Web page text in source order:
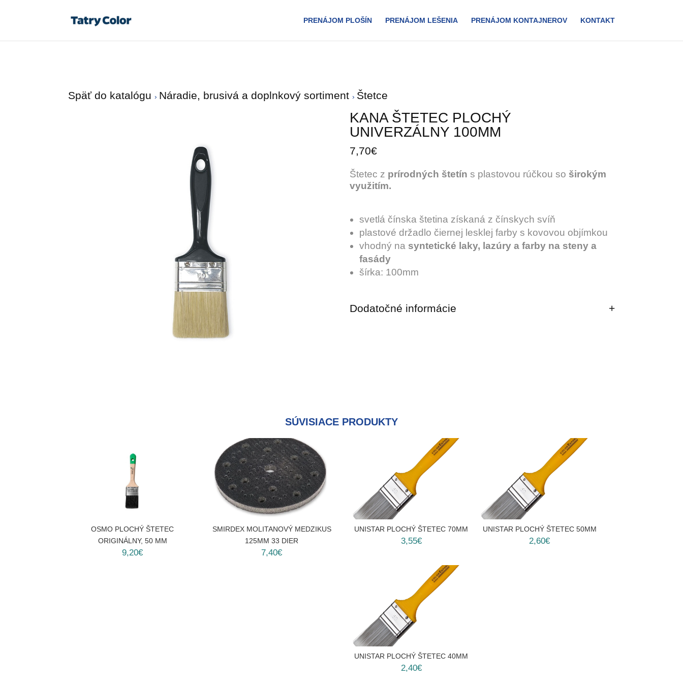
PRENÁJOM PLOŠÍN PRENÁJOM LEŠENIA PRENÁJOM KONTAJNEROV KONTAKT
Späť do katalógu Náradie, brusivá a doplnkový sortiment Štetce
KANA ŠTETEC PLOCHÝ
UNIVERZÁLNY 100MM
7,70€
Štetec z prírodných štetín s plastovou rúčkou so širokým
využitím.
svetlá čínska štetina získaná z čínskych svíň
plastové držadlo čiernej lesklej farby s kovovou objímkou
vhodný na syntetické laky, lazúry a farby na steny a
fasády
šírka: 100mm
Dodatočné informácie
SÚVISIACE PRODUKTY
OSMO PLOCHÝ ŠTETEC
ORIGINÁLNY, 50 MM
9,20€
SMIRDEX MOLITANOVÝ MEDZIKUS
125MM 33 DIER
7,40€
UNISTAR PLOCHÝ ŠTETEC 70MM
3,55€
UNISTAR PLOCHÝ ŠTETEC 50MM
2,60€
UNISTAR PLOCHÝ ŠTETEC 40MM
2,40€